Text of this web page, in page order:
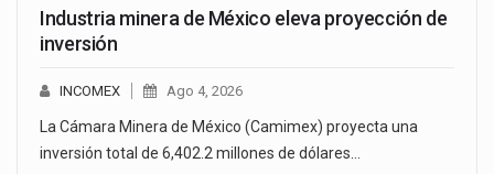
Industria minera de México eleva proyección de
inversión
INCOMEX Ago 4, 2026
La Cámara Minera de México (Camimex) proyecta una
inversión total de 6,402.2 millones de dólares…